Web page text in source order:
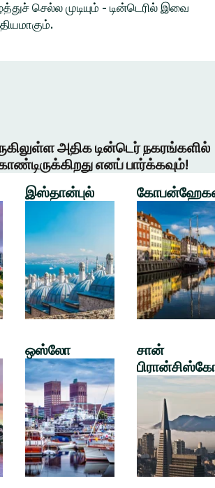
செல்ல முடியும் - டின்டெரில் இவை
அதிக டின்டெர் நகரங்களில்
எனப் பார்க்கவும்!
இஸ்தான்புல்
ஒஸ்லோ
சான்